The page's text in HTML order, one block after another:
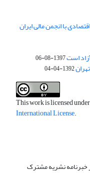
با انجمن مالی ایران
است1397-08-06
1392-04-04
This work is licensed
International License.
خبرنامه نشریه مشترک